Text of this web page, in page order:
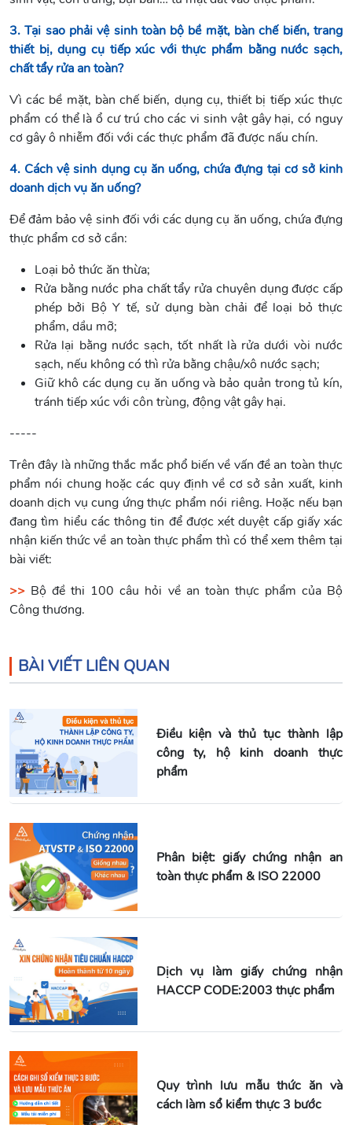
3. Tại sao phải vệ sinh toàn bộ bề mặt, bàn chế biến, trang
thiết bị, dụng cụ tiếp xúc với thực phẩm bằng nước sạch,
chất tẩy rửa an toàn?
Vì các bề mặt, bàn chế biến, dụng cụ, thiết bị tiếp xúc thực
phẩm có thể là ổ cư trú cho các vi sinh vật gây hại, có nguy
cơ gây ô nhiễm đối với các thực phẩm đã được nấu chín.
4. Cách vệ sinh dụng cụ ăn uống, chứa đựng tại cơ sở kinh
doanh dịch vụ ăn uống?
Để đảm bảo vệ sinh đối với các dụng cụ ăn uống, chứa đựng
thực phẩm cơ sở cần:
Loại bỏ thức ăn thừa;
Rửa bằng nước pha chất tẩy rửa chuyên dụng được cấp
phép bởi Bộ Y tế, sử dụng bàn chải để loại bỏ thực
phẩm, dầu mỡ;
Rửa lại bằng nước sạch, tốt nhất là rửa dưới vòi nước
sạch, nếu không có thì rửa bằng chậu/xô nước sạch;
Giữ khô các dụng cụ ăn uống và bảo quản trong tủ kín,
tránh tiếp xúc với côn trùng, động vật gây hại.
-----
Trên đây là những thắc mắc phổ biến về vấn đề an toàn thực
phẩm nói chung hoặc các quy định về cơ sở sản xuất, kinh
doanh dịch vụ cung ứng thực phẩm nói riêng. Hoặc nếu bạn
đang tìm hiểu các thông tin để được xét duyệt cấp giấy xác
nhận kiến thức về an toàn thực phẩm thì có thể xem thêm tại
bài viết:
>> Bộ đề thi 100 câu hỏi về an toàn thực phẩm của Bộ
Công thương.
BÀI VIẾT LIÊN QUAN
Điều kiện và thủ tục thành lập
công ty, hộ kinh doanh thực
phẩm
Phân biệt: giấy chứng nhận an
toàn thực phẩm & ISO 22000
Dịch vụ làm giấy chứng nhận
HACCP CODE:2003 thực phẩm
Quy trình lưu mẫu thức ăn và
cách làm sổ kiểm thực 3 bước